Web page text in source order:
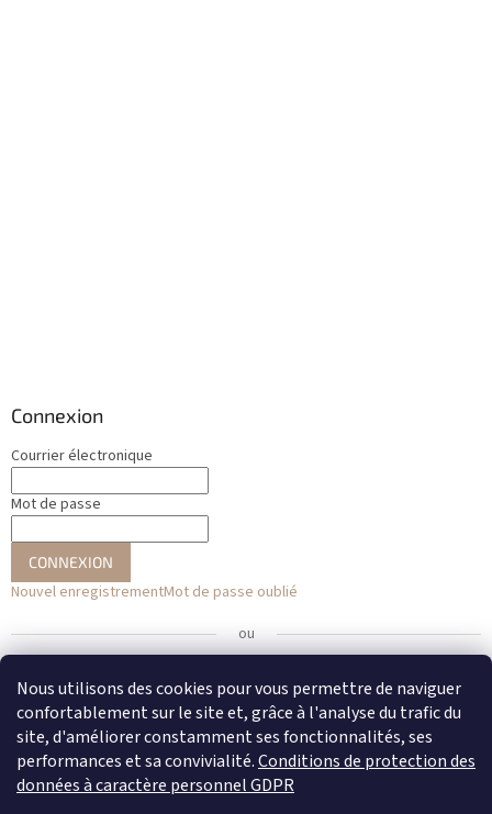
Nous utilisons des cookies pour vous permettre de naviguer
confortablement sur le site et, grâce à l'analyse du trafic du
site, d'améliorer constamment ses fonctionnalités, ses
performances et sa convivialité.Conditions de protection des
données à caractère personnel GDPR
Connexion
Courrier électronique
Mot de passe
CONNEXION
Nouvel enregistrementMot de passe oublié
ou
Se connecter avec Facebook
Se connecter avec Google